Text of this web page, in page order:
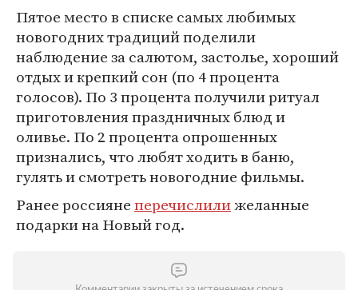
Пятое место в списке самых любимых
новогодних традиций поделили
наблюдение за салютом, застолье, хороший
отдых и крепкий сон (по 4 процента
голосов). По 3 процента получили ритуал
приготовления праздничных блюд и
оливье. По 2 процента опрошенных
признались, что любят ходить в баню,
гулять и смотреть новогодние фильмы.
Ранее россиянеперечислилижеланные
подарки на Новый год.